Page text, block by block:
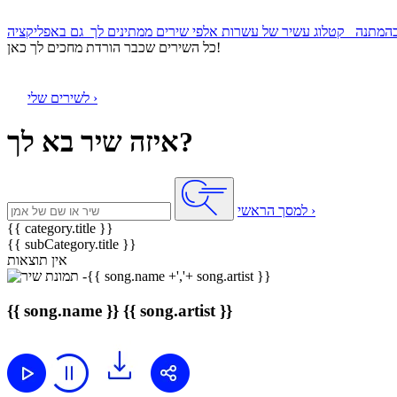
כל השירים שכבר הורדת מחכים לך כאן!
לשירים שלי ›
איזה שיר בא לך?
למסך הראשי ›
{{ category.title }}
{{ subCategory.title }}
אין תוצאות
{{ song.name }} {{ song.artist }}